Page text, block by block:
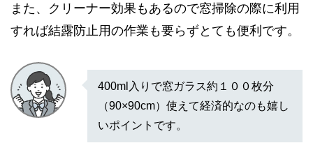
また、クリーナー効果もあるので窓掃除の際に利用
すれば結露防止用の作業も要らずとても便利です。
400ml入りで窓ガラス約１００枚分
（90×90cm）使えて経済的なのも嬉し
いポイントです。